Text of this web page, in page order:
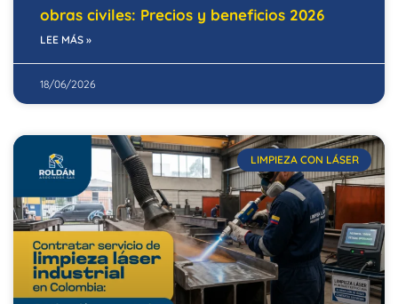
obras civiles: Precios y beneficios 2026
LEE MÁS »
18/06/2026
LIMPIEZA CON LÁSER